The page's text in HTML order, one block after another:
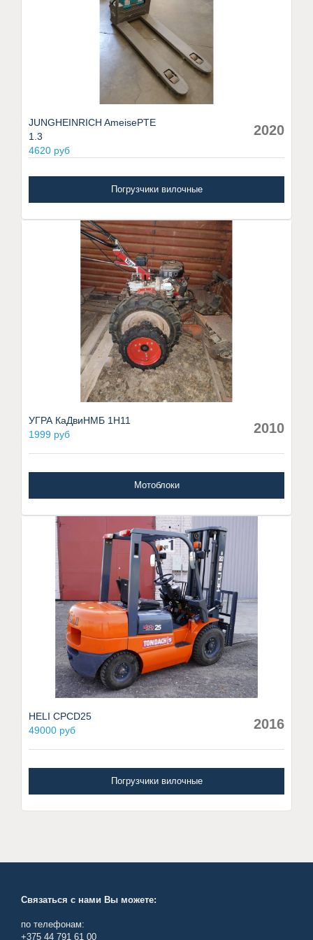
JUNGHEINRICH AmeisePTE
1.3
4620 руб
2020
Погрузчики вилочные
УГРА КаДвиНМБ 1Н11
1999 руб
2010
Мотоблоки
HELI CPCD25
49000 руб
2016
Погрузчики вилочные
Связаться с нами Вы можете:
по телефонам:
+375 44 791 61 00